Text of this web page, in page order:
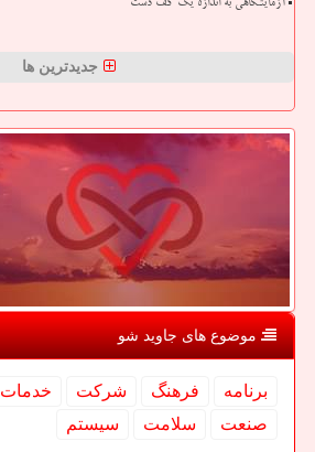
آزمایشگاهی به اندازه یک کف دست
جدیدترین ها
موضوع های جاوید شو
برنامه فرهنگ شركت خدمات
صنعت
سلامت سیستم